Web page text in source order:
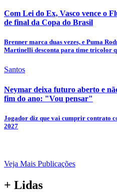
Com Lei do Ex, Vasco vence o
de final da Copa do Brasil
Brenner marca duas vezes, e Puma
Martinelli desconta para time tricolor
Santos
Neymar deixa futuro aberto e
fim do ano: "Vou pensar"
Jogador diz que vai cumprir contrato
2027
Veja Mais Publicações
+ Lidas